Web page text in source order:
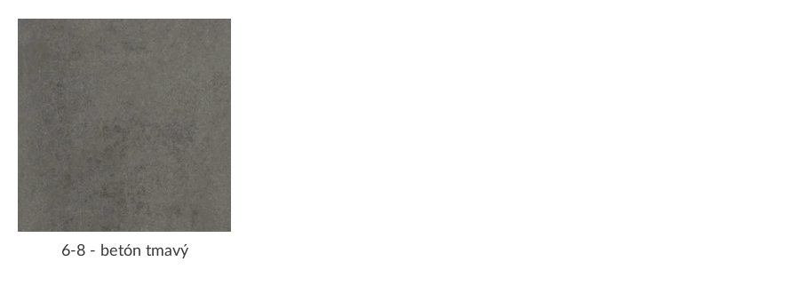
6-8 - betón tmavý